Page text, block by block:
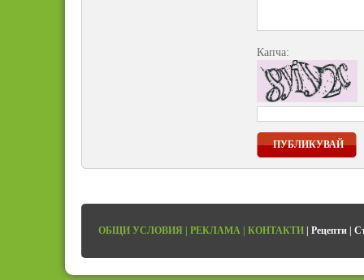
Капча:
ПУБЛИКУВАЙ
ОБЩИ УСЛОВИЯ | РЕКЛАМА | КОНТАКТИ | Рецепти |